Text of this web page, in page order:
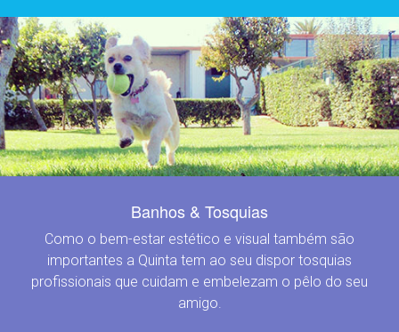
Banhos & Tosquias
Como o bem-estar estético e visual também são
importantes a Quinta tem ao seu dispor tosquias
profissionais que cuidam e embelezam o pêlo do seu
amigo.